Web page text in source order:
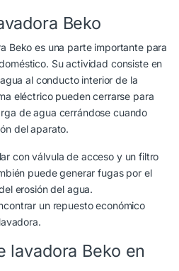
Beko
Beko es una parte importante para
Su actividad consiste en
al conducto interior de la
eléctrico pueden cerrarse para
de agua cerrándose cuando
del aparato.
con válvula de acceso y un filtro
puede generar fugas por el
erosión del agua.
un repuesto económico
lavadora Beko en